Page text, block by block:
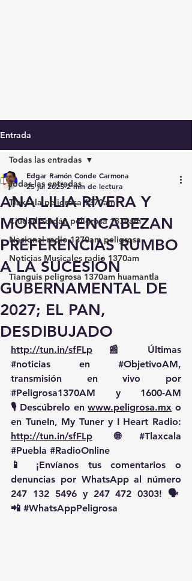
Entrada
Todas las entradas
Tlaxcala peligrosa 1370am
Ciudad Serdán peligrosa 1370am
Nacional radio 1370am peligrosa
Noticias Musicales radio 1370am
Tianguis peligrosa 1370am huamantla
Todas las entradas
ANA LILIA RIVERA Y
MORENA ENCABEZAN
PREFERENCIAS RUMBO
A LA SUCESIÓN
GUBERNAMENTAL DE
2027; EL PAN,
DESDIBUJADO
Edgar Ramón Conde Carmona
25 jul 2025 2 min de lectura
http://tun.in/sfFLp
#noticias en #ObjetivoAM,
#Peligrosa1370AM y 1600-AM
🎙️ Descúbrelo en www.peligrosa.mx o
http://tun.in/sfFLp 🌐 #Tlaxcala
#Puebla #RadioOnline
📱 ¡Envíanos tus comentarios o
denuncias por WhatsApp al número
247 132 5496 y 247 472 0303! 🗣️
📲 #WhatsAppPeligrosa